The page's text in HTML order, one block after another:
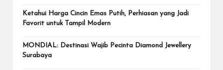
Ketahui Harga Cincin Emas Putih, Perhiasan yang Jadi
Favorit untuk Tampil Modern
MONDIAL: Destinasi Wajib Pecinta Diamond Jewellery
Surabaya